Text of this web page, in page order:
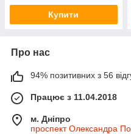
Купити
Про нас
94% позитивних з 56
Працює з 11.04.2018
м. Дніпро
проспект Олександра